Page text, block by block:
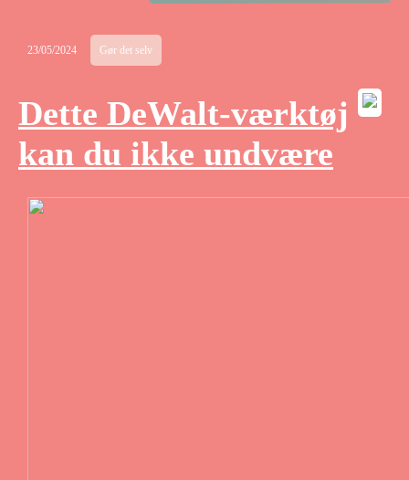
23/05/2024 Gør det selv
Dette DeWalt-værktøj
kan du ikke undvære